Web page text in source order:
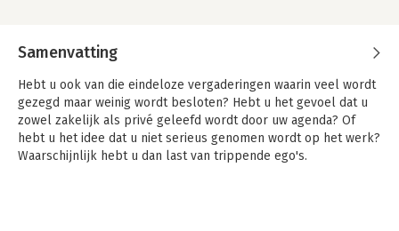
Samenvatting
Hebt u ook van die eindeloze vergaderingen waarin veel wordt
gezegd maar weinig wordt besloten? Hebt u het gevoel dat u
zowel zakelijk als privé geleefd wordt door uw agenda? Of
hebt u het idee dat u niet serieus genomen wordt op het werk?
Waarschijnlijk hebt u dan last van trippende ego's.